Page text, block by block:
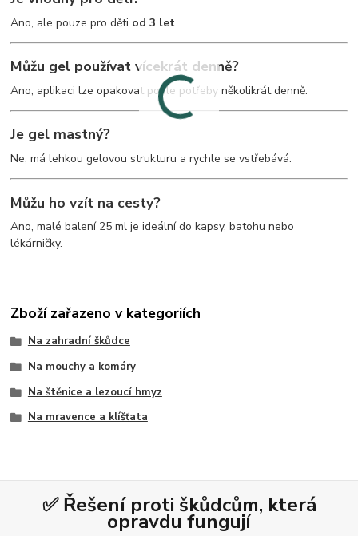
Ano, ale pouze pro děti od 3 let.
Můžu gel používat vícekrát denně?
Ano, aplikaci lze opakovat podle potřeby několikrát denně.
Je gel mastný?
Ne, má lehkou gelovou strukturu a rychle se vstřebává.
Můžu ho vzít na cesty?
Ano, malé balení 25 ml je ideální do kapsy, batohu nebo
lékárničky.
Zboží zařazeno v kategoriích
Na zahradní škůdce
Na mouchy a komáry
Na štěnice a lezoucí hmyz
Na mravence a klíšťata
✅ Řešení proti škůdcům, která
opravdu fungují